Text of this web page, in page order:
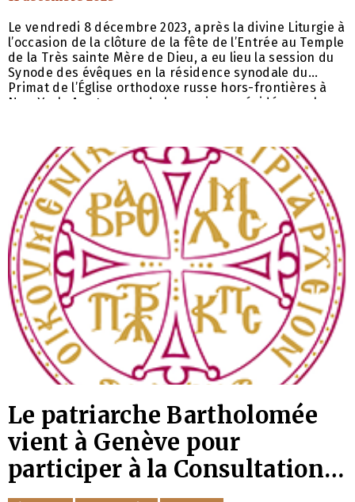
Le vendredi 8 décembre 2023, après la divine Liturgie à
l’occasion de la clôture de la fête de l’Entrée au Temple
de la Très sainte Mère de Dieu, a eu lieu la session du
Synode des évêques en la résidence synodale du
Primat de l’Église orthodoxe russe hors-frontières à
New York. Aux travaux de la session, présidée par le
Le patriarche Bartholomée
vient à Genève pour
participer à la Consultation
mondiale pour les réfugiés